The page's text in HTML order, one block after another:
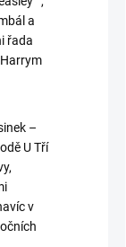
a
řada
–
U Tří
v